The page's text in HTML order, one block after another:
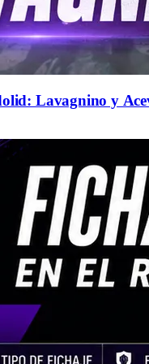
Lavagnino y